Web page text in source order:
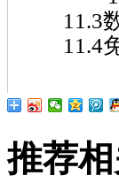
11.3数
11.4免
推荐